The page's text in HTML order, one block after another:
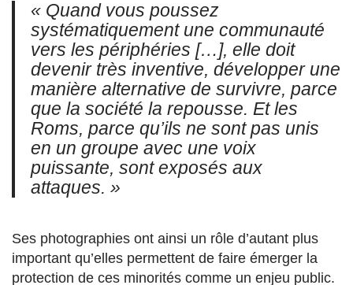
« Quand vous poussez
systématiquement une communauté
vers les périphéries […], elle doit
devenir très inventive, développer une
manière alternative de survivre, parce
que la société la repousse. Et les
Roms, parce qu’ils ne sont pas unis
en un groupe avec une voix
puissante, sont exposés aux
attaques. »
Ses photographies ont ainsi un rôle d’autant plus
important qu’elles permettent de faire émerger la
protection de ces minorités comme un enjeu public.